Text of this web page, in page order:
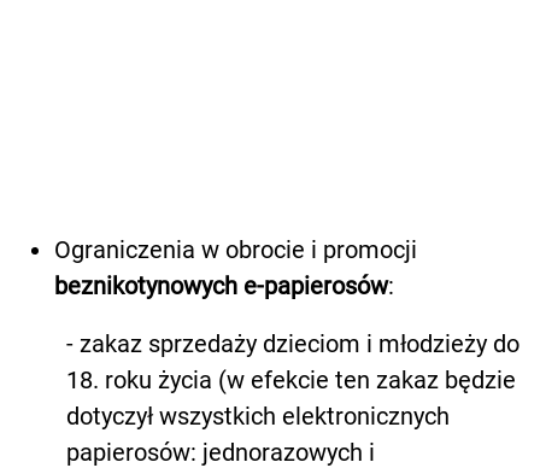
Ograniczenia w obrocie i promocji
beznikotynowych e-papierosów:
- zakaz sprzedaży dzieciom i młodzieży do
18. roku życia (w efekcie ten zakaz będzie
dotyczył wszystkich elektronicznych
papierosów: jednorazowych i